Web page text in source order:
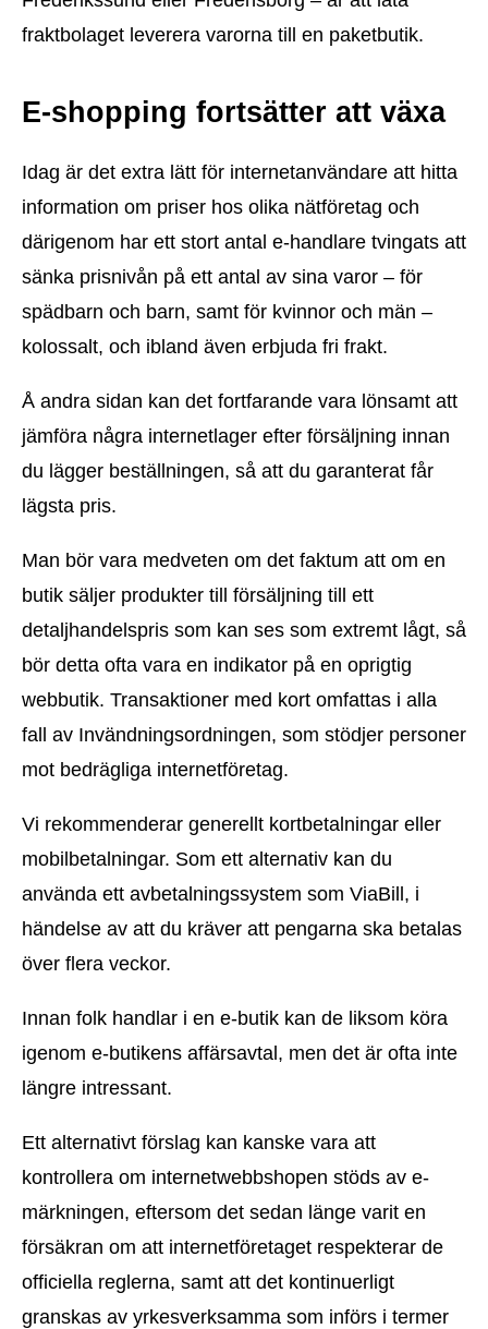
fraktbolaget leverera varorna till en paketbutik.
E-shopping fortsätter att växa
Idag är det extra lätt för internetanvändare att hitta
information om priser hos olika nätföretag och
därigenom har ett stort antal e-handlare tvingats att
sänka prisnivån på ett antal av sina varor – för
spädbarn och barn, samt för kvinnor och män –
kolossalt, och ibland även erbjuda fri frakt.
Å andra sidan kan det fortfarande vara lönsamt att
jämföra några internetlager efter försäljning innan
du lägger beställningen, så att du garanterat får
lägsta pris.
Man bör vara medveten om det faktum att om en
butik säljer produkter till försäljning till ett
detaljhandelspris som kan ses som extremt lågt, så
bör detta ofta vara en indikator på en oprigtig
webbutik. Transaktioner med kort omfattas i alla
fall av Invändningsordningen, som stödjer personer
mot bedrägliga internetföretag.
Vi rekommenderar generellt kortbetalningar eller
mobilbetalningar. Som ett alternativ kan du
använda ett avbetalningssystem som ViaBill, i
händelse av att du kräver att pengarna ska betalas
över flera veckor.
Innan folk handlar i en e-butik kan de liksom köra
igenom e-butikens affärsavtal, men det är ofta inte
längre intressant.
Ett alternativt förslag kan kanske vara att
kontrollera om internetwebbshopen stöds av e-
märkningen, eftersom det sedan länge varit en
försäkran om att internetföretaget respekterar de
officiella reglerna, samt att det kontinuerligt
granskas av yrkesverksamma som införs i termer